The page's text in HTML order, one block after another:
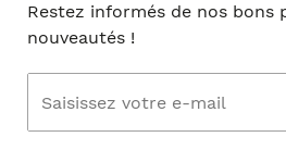
Restez informés de nos bons
nouveautés !